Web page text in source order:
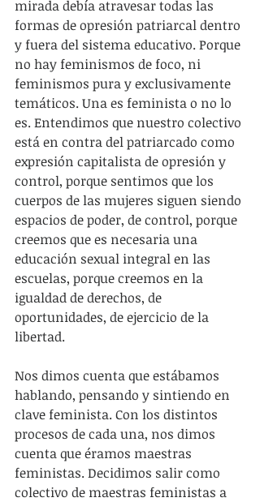
mirada debía atravesar todas las
formas de opresión patriarcal dentro
y fuera del sistema educativo. Porque
no hay feminismos de foco, ni
feminismos pura y exclusivamente
temáticos. Una es feminista o no lo
es. Entendimos que nuestro colectivo
está en contra del patriarcado como
expresión capitalista de opresión y
control, porque sentimos que los
cuerpos de las mujeres siguen siendo
espacios de poder, de control, porque
creemos que es necesaria una
educación sexual integral en las
escuelas, porque creemos en la
igualdad de derechos, de
oportunidades, de ejercicio de la
libertad.
Nos dimos cuenta que estábamos
hablando, pensando y sintiendo en
clave feminista. Con los distintos
procesos de cada una, nos dimos
cuenta que éramos maestras
feministas. Decidimos salir como
colectivo de maestras feministas a